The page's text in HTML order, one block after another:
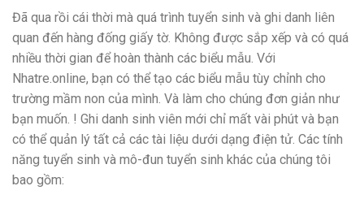
Đã qua rồi cái thời mà quá trình tuyển sinh và ghi danh liên
quan đến hàng đống giấy tờ. Không được sắp xếp và có quá
nhiều thời gian để hoàn thành các biểu mẫu. Với
Nhatre.online, bạn có thể tạo các biểu mẫu tùy chỉnh cho
trường mầm non của mình. Và làm cho chúng đơn giản như
bạn muốn. ! Ghi danh sinh viên mới chỉ mất vài phút và bạn
có thể quản lý tất cả các tài liệu dưới dạng điện tử. Các tính
năng tuyển sinh và mô-đun tuyển sinh khác của chúng tôi
bao gồm: